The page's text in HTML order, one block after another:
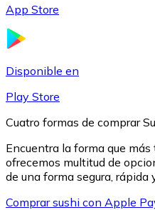
LTC
App Store
Disponible en
Play Store
Cuatro formas de comprar
Encuentra la forma que
ofrecemos multitud de
de una forma segura, rápida
Comprar sushi con Apple